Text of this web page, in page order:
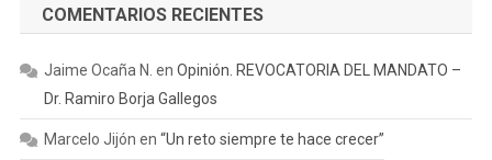
COMENTARIOS RECIENTES
Jaime Ocaña N. en Opinión. REVOCATORIA DEL MANDATO –
Dr. Ramiro Borja Gallegos
Marcelo Jijón en “Un reto siempre te hace crecer”